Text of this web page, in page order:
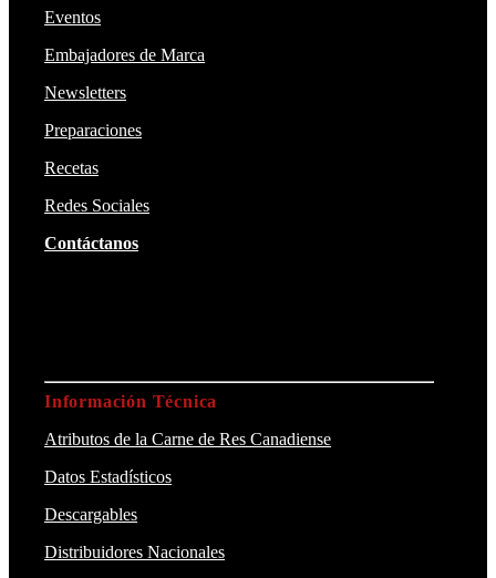
Eventos
Embajadores de Marca
Newsletters
Preparaciones
Recetas
Redes Sociales
Contáctanos
Información Técnica
Atributos de la Carne de Res Canadiense
Datos Estadísticos
Descargables
Distribuidores Nacionales